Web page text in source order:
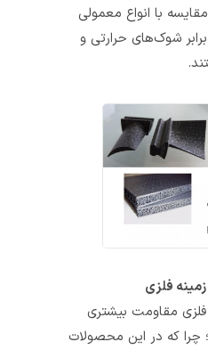
معمولی
حرارتی و
بیشتری
این محصولات